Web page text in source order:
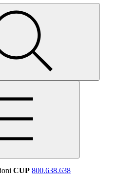
CUP 800.638.638